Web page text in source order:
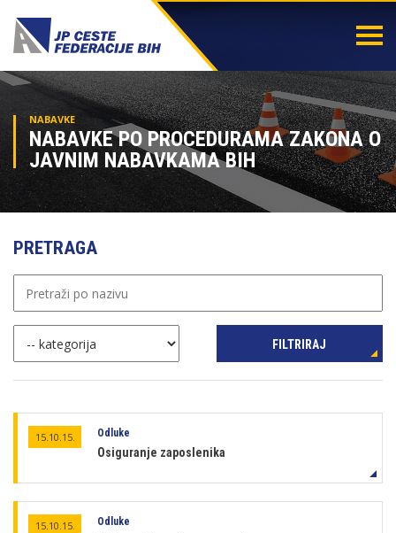
NABAVKE
NABAVKE PO PROCEDURAMA ZAKONA O
JAVNIM NABAVKAMA BIH
PRETRAGA
FILTRIRAJ
15.10.15. Odluke
Osiguranje zaposlenika
15.10.15. Odluke